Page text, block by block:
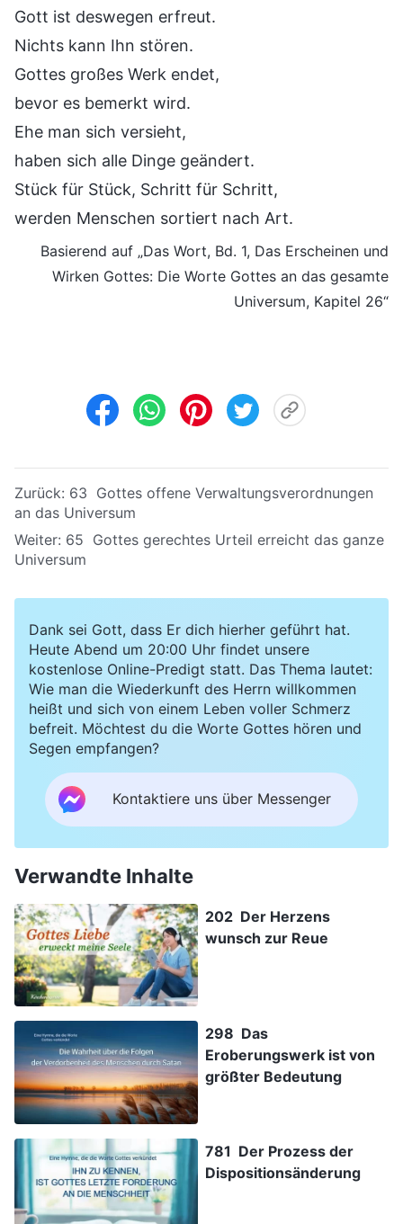
Gott ist deswegen erfreut.
Nichts kann Ihn stören.
Gottes großes Werk endet,
bevor es bemerkt wird.
Ehe man sich versieht,
haben sich alle Dinge geändert.
Stück für Stück, Schritt für Schritt,
werden Menschen sortiert nach Art.
Basierend auf „Das Wort, Bd. 1, Das Erscheinen und
Wirken Gottes: Die Worte Gottes an das gesamte
Universum, Kapitel 26“
Zurück: 63 Gottes offene Verwaltungsverordnungen
an das Universum
Weiter: 65 Gottes gerechtes Urteil erreicht das ganze
Universum
Dank sei Gott, dass Er dich hierher geführt hat.
Heute Abend um 20:00 Uhr findet unsere
kostenlose Online-Predigt statt. Das Thema lautet:
Wie man die Wiederkunft des Herrn willkommen
heißt und sich von einem Leben voller Schmerz
befreit. Möchtest du die Worte Gottes hören und
Segen empfangen?
Kontaktiere uns über Messenger
Verwandte Inhalte
202 Der Herzens
wunsch zur Reue
298 Das
Eroberungswerk ist von
größter Bedeutung
781 Der Prozess der
Dispositionsänderung